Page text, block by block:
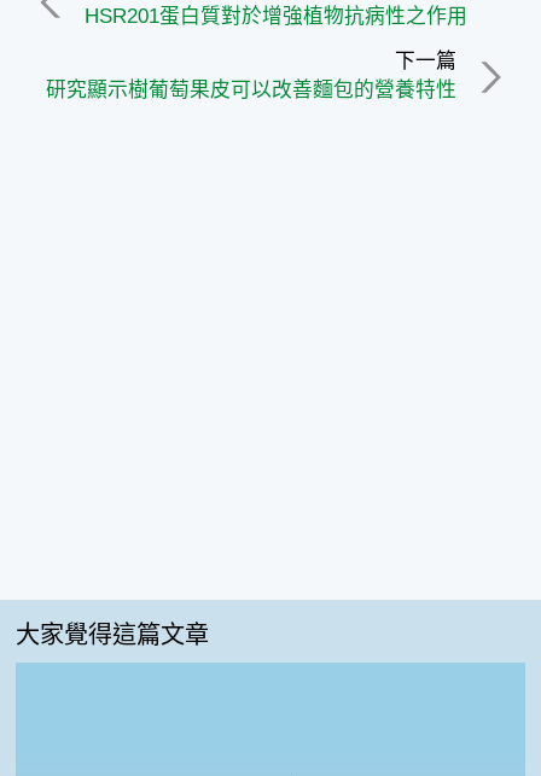
HSR201蛋白質對於增強植物抗病性之作用
下一篇
研究顯示樹葡萄果皮可以改善麵包的營養特性
大家覺得這篇文章